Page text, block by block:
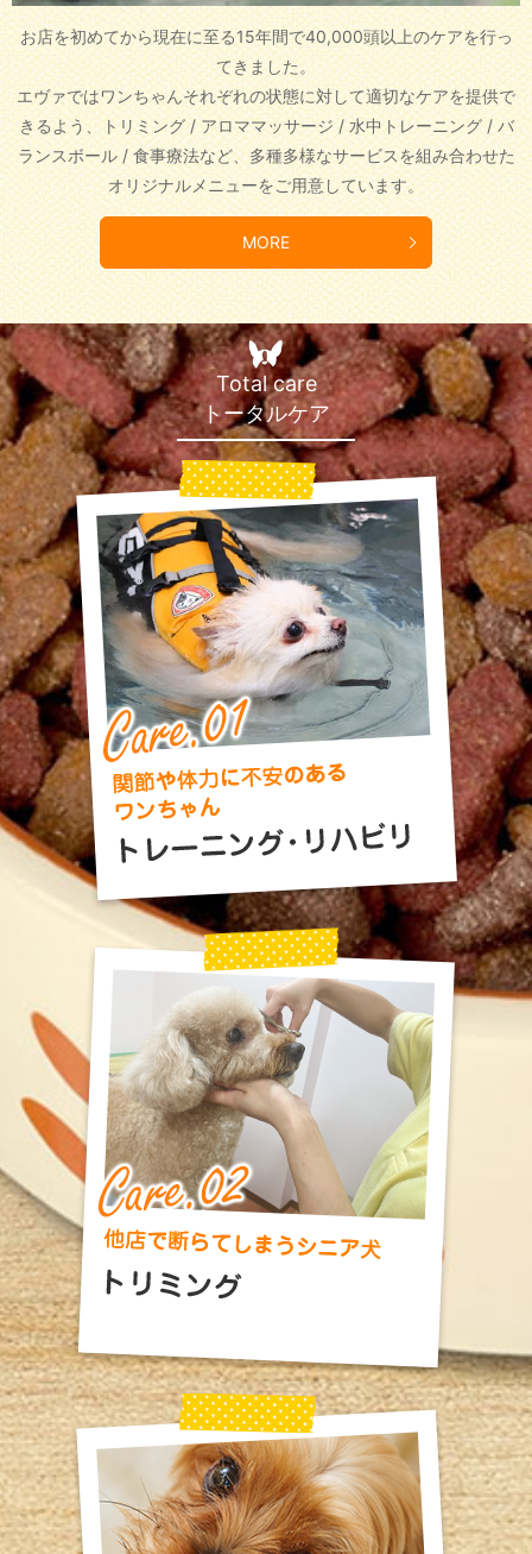
お店を初めてから現在に至る15年間で40,000頭以上のケアを行っ
てきました。
エヴァではワンちゃんそれぞれの状態に対して適切なケアを提供で
きるよう、 トリミング / アロママッサージ / 水中トレーニング / バ
ランスボール / 食事療法など、多種多様なサービスを組み合わせた
オリジナルメニューをご用意しています。
MORE
Total care
トータルケア